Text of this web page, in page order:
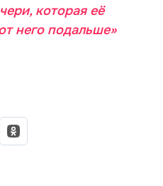
которая её
него подальше»